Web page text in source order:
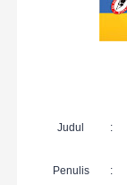
Judul :
Penulis :